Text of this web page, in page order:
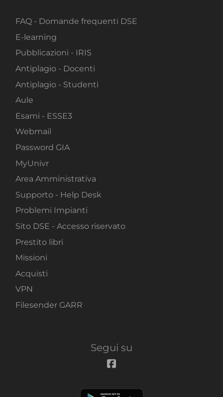
FAQ - Domande frequenti DSE
E-learning
Pubblicazioni - IRIS
Antiplagio - Docenti
Antiplagio - Studenti
Aule
Esami - ESSE3
Webmail
Password GIA
MyUnivr
Area Amministrativa
Supporto - Help Desk
Problemi Impianti
Sito DSE - Accesso riservato
Prestito libri
Missioni
Acquisti
VPN
Filesender GARR
Segui su